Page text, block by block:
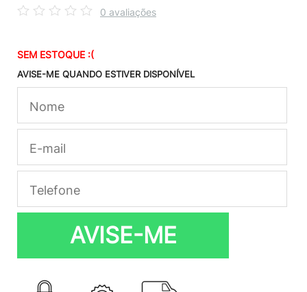
0 avaliações
SEM ESTOQUE :(
AVISE-ME QUANDO ESTIVER DISPONÍVEL
AVISE-ME